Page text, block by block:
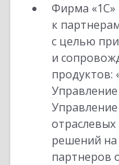
Фирма «1С»
к
с целью
и
продуктов:
Управление
решений на
партнеров